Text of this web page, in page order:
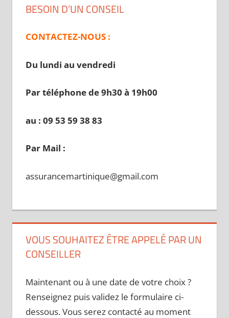
BESOIN D’UN CONSEIL
CONTACTEZ-NOUS :
Du lundi au vendredi
Par téléphone de 9h30 à 19h00
au : 09 53 59 38 83
Par Mail :
assurancemartinique@gmail.com
VOUS SOUHAITEZ ÊTRE APPELÉ PAR UN
CONSEILLER
Maintenant ou à une date de votre choix ?
Renseignez puis validez le formulaire ci-
dessous. Vous serez contacté au moment